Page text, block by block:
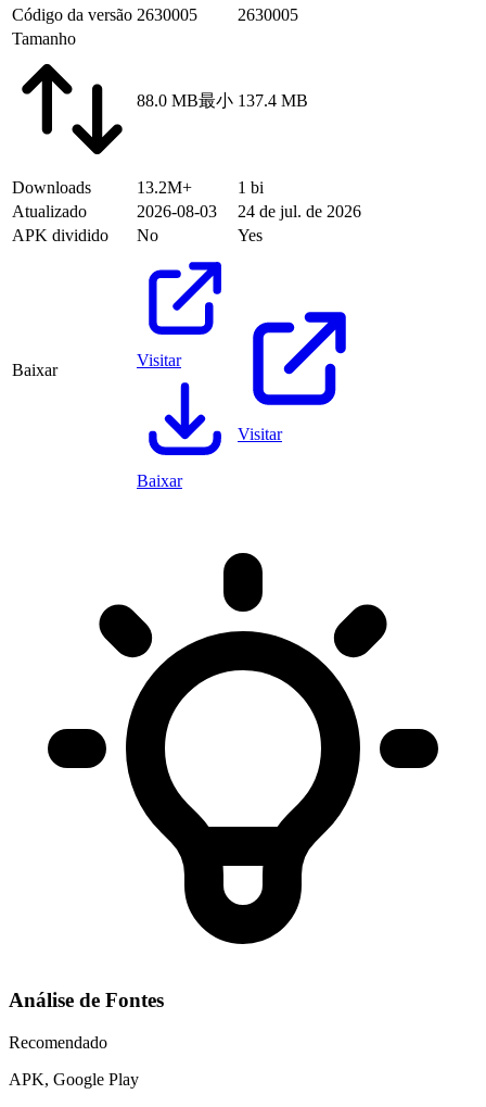
Código da versão 2630005
2630005
Tamanho
88.0 MB最小 137.4 MB
Downloads 13.2M+
1 bi
Atualizado
2026-08-03
24 de jul. de 2026
APK dividido
No Yes
Baixar
Visitar
Baixar
Visitar
Análise de Fontes
Recomendado
APK, Google Play